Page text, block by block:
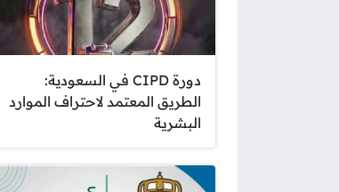
دورة CIPD في السعودية:
الطريق المعتمد لاحتراف الموارد
البشرية